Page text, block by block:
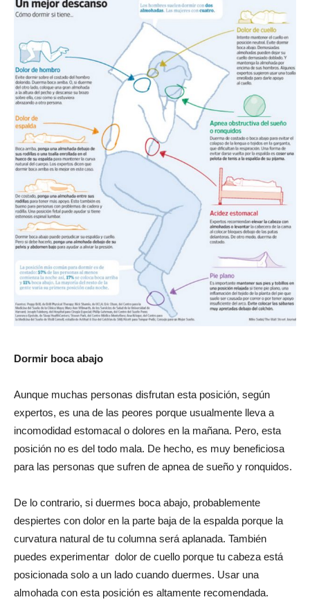
Dormir boca abajo
Aunque muchas personas disfrutan esta posición, según
expertos, es una de las peores porque usualmente lleva a
incomodidad estomacal o dolores en la mañana. Pero, esta
posición no es del todo mala. De hecho, es muy beneficiosa
para las personas que sufren de apnea de sueño y ronquidos.
De lo contrario, si duermes boca abajo, probablemente
despiertes con dolor en la parte baja de la espalda porque la
curvatura natural de tu columna será aplanada. También
puedes experimentar dolor de cuello porque tu cabeza está
posicionada solo a un lado cuando duermes. Usar una
almohada con esta posición es altamente recomendada.